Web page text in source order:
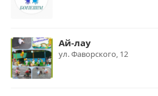
Ай-лау
ул. Фаворского, 12